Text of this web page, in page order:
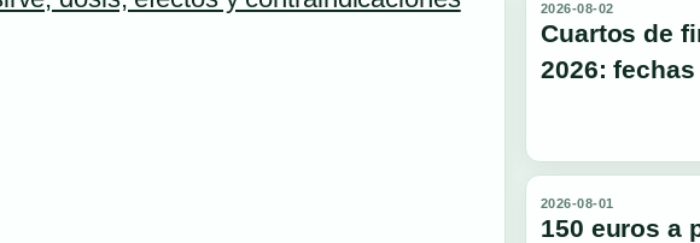
2026-08-02
Cuartos de
2026:
2026-08-01
150 euros a